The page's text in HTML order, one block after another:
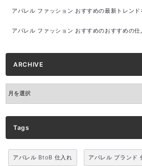
アパレル ファッション おすすめの最新トレン
アパレル ファッション おすすめのおすすめの仕
ARCHIVE
ARCHIVE
Tags
アパレル BtoB 仕入れ アパレル ブランド